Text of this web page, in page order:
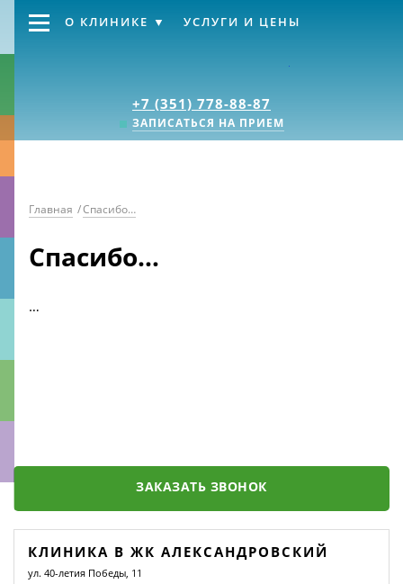
+7 (351) 778-88-87
ЗАПИСАТЬСЯ НА ПРИЕМ
О КЛИНИКЕ УСЛУГИ И ЦЕНЫ
Главная /Спасибо…
Спасибо…
…
ЗАКАЗАТЬ ЗВОНОК
КЛИНИКА В ЖК АЛЕКСАНДРОВСКИЙ
ул. 40-летия Победы, 11